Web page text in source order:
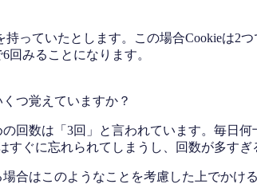
っていたとします。この場合Cookieは2
回みることになります。
つ覚えていますか？
回数は「3回」と言われています。毎日
すぐに忘れられてしまうし、回数が多す
合はこのようなことを考慮した上でかけ